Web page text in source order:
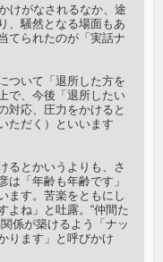
けがなされるなか、途
、騒然となる場面もあ
てられたのが「実話ナ
ついて「退所した方を
で、今後「退所したい
対応、圧力をかけると
ただく）といいます
るとかいうよりも、さ
は「年齢も年齢です」
ます。苦楽をともにし
よね」と吐露。“仲間た
係が築けるよう「ナッ
ります」と呼びかけ